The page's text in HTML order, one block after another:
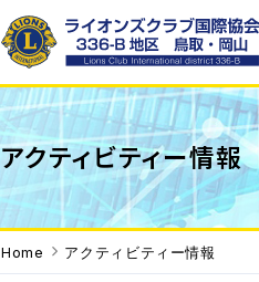
ライオンズクラブ国際協会336-B地区 WE SERVE「われわれ
は奉仕する」を モットーに地域で、世界で 奉仕活動を行って
います。
アクティビティー情報
Home アクティビティー情報